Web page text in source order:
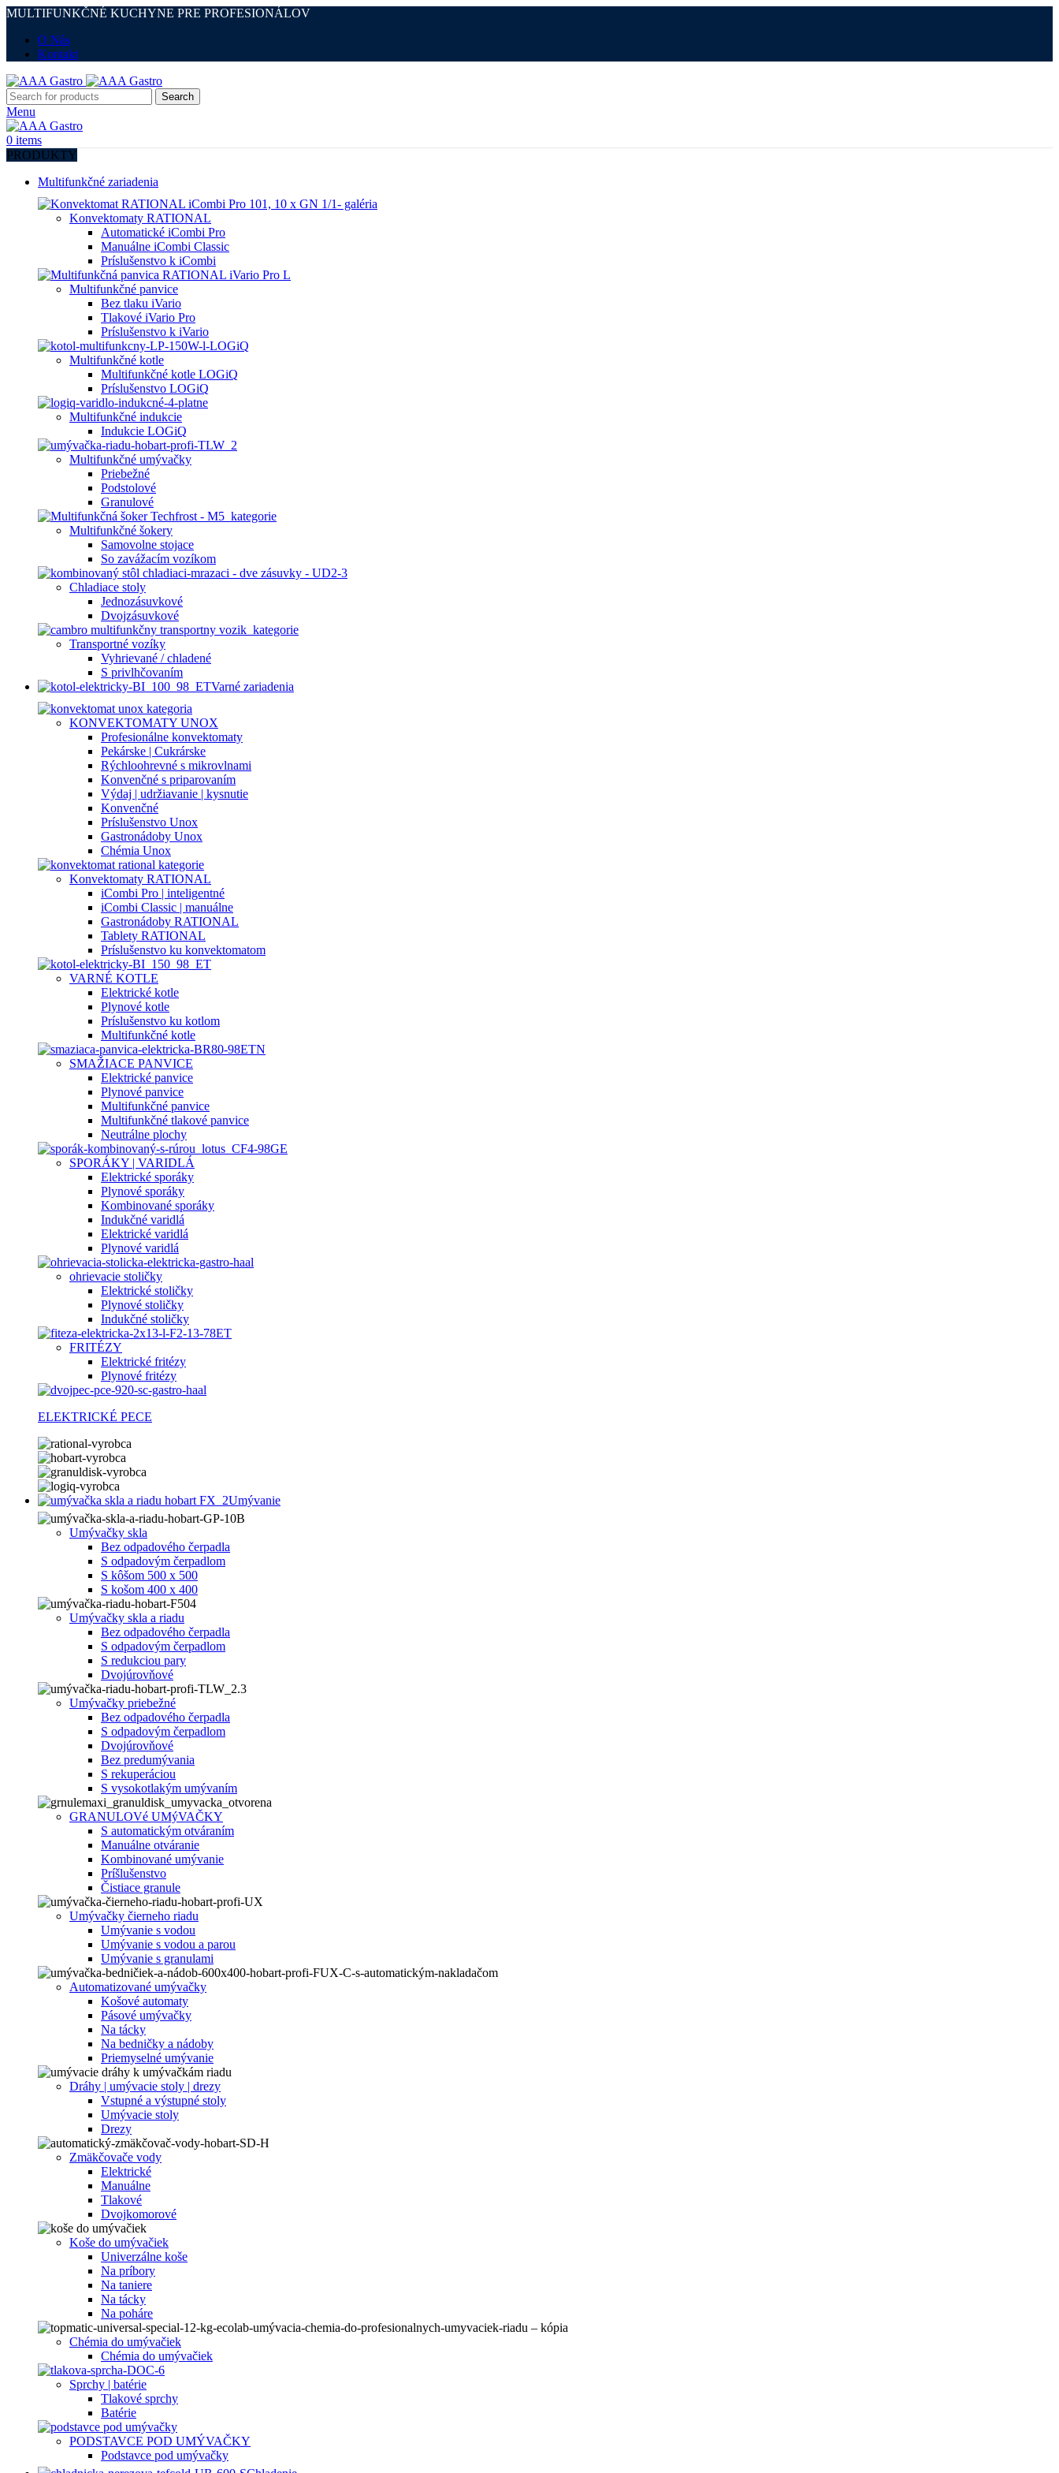
MULTIFUNKČNÉ KUCHYNE PRE PROFESIONÁLOV
O Nás
Kontakt
Search
Menu
0 items
PRODUKTY
Multifunkčné zariadenia
Konvektomaty RATIONAL
Automatické iCombi Pro
Manuálne iCombi Classic
Príslušenstvo k iCombi
Multifunkčné panvice
Bez tlaku iVario
Tlakové iVario Pro
Príslušenstvo k iVario
Multifunkčné kotle
Multifunkčné kotle LOGiQ
Príslušenstvo LOGiQ
Multifunkčné indukcie
Indukcie LOGiQ
Multifunkčné umývačky
Priebežné
Podstolové
Granulové
Multifunkčné šokery
Samovolne stojace
So zavážacím vozíkom
Chladiace stoly
Jednozásuvkové
Dvojzásuvkové
Transportné vozíky
Vyhrievané / chladené
S privlhčovaním
Varné zariadenia
KONVEKTOMATY UNOX
Profesionálne konvektomaty
Pekárske | Cukrárske
Rýchloohrevné s mikrovlnami
Konvenčné s priparovaním
Výdaj | udržiavanie | kysnutie
Konvenčné
Príslušenstvo Unox
Gastronádoby Unox
Chémia Unox
Konvektomaty RATIONAL
iCombi Pro | inteligentné
iCombi Classic | manuálne
Gastronádoby RATIONAL
Tablety RATIONAL
Príslušenstvo ku konvektomatom
VARNÉ KOTLE
Elektrické kotle
Plynové kotle
Príslušenstvo ku kotlom
Multifunkčné kotle
SMAŽIACE PANVICE
Elektrické panvice
Plynové panvice
Multifunkčné panvice
Multifunkčné tlakové panvice
Neutrálne plochy
SPORÁKY | VARIDLÁ
Elektrické sporáky
Plynové sporáky
Kombinované sporáky
Indukčné varidlá
Elektrické varidlá
Plynové varidlá
ohrievacie stoličky
Elektrické stoličky
Plynové stoličky
Indukčné stoličky
FRITÉZY
Elektrické fritézy
Plynové fritézy
ELEKTRICKÉ PECE
Umývanie
Umývačky skla
Bez odpadového čerpadla
S odpadovým čerpadlom
S kôšom 500 x 500
S košom 400 x 400
Umývačky skla a riadu
Bez odpadového čerpadla
S odpadovým čerpadlom
S redukciou pary
Dvojúrovňové
Umývačky priebežné
Bez odpadového čerpadla
S odpadovým čerpadlom
Dvojúrovňové
Bez predumývania
S rekuperáciou
S vysokotlakým umývaním
GRANULOVé UMýVAČKY
S automatickým otváraním
Manuálne otváranie
Kombinované umývanie
Príšlušenstvo
Čistiace granule
Umývačky čierneho riadu
Umývanie s vodou
Umývanie s vodou a parou
Umývanie s granulami
Automatizované umývačky
Košové automaty
Pásové umývačky
Na tácky
Na bedničky a nádoby
Priemyselné umývanie
Dráhy | umývacie stoly | drezy
Vstupné a výstupné stoly
Umývacie stoly
Drezy
Zmäkčovače vody
Elektrické
Manuálne
Tlakové
Dvojkomorové
Koše do umývačiek
Univerzálne koše
Na príbory
Na taniere
Na tácky
Na poháre
Chémia do umývačiek
Chémia do umývačiek
Sprchy | batérie
Tlakové sprchy
Batérie
PODSTAVCE POD UMÝVAČKY
Podstavce pod umývačky